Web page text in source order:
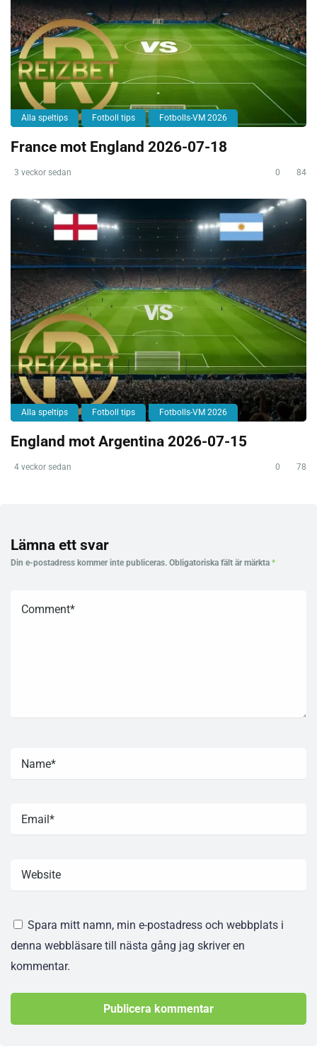
Alla speltips Fotboll tips Fotbolls-VM 2026
France mot England 2026-07-18
3 veckor sedan 0 84
Alla speltips Fotboll tips Fotbolls-VM 2026
England mot Argentina 2026-07-15
4 veckor sedan 0 78
Lämna ett svar
Din e-postadress kommer inte publiceras. Obligatoriska fält är märkta *
Spara mitt namn, min e-postadress och webbplats i
denna webbläsare till nästa gång jag skriver en
kommentar.